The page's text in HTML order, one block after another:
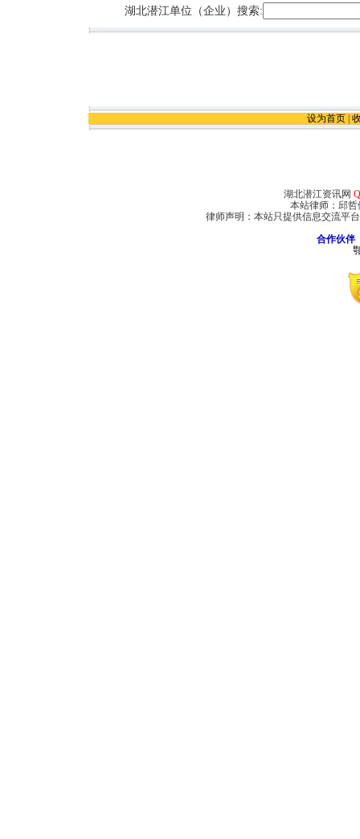
上岛咖啡潜江店
湖北潜江单位（企业）搜索:
设为首页
湖北潜江资讯网
本站律师：邱
律师声明：本站只提供信息交流平
合作伙伴